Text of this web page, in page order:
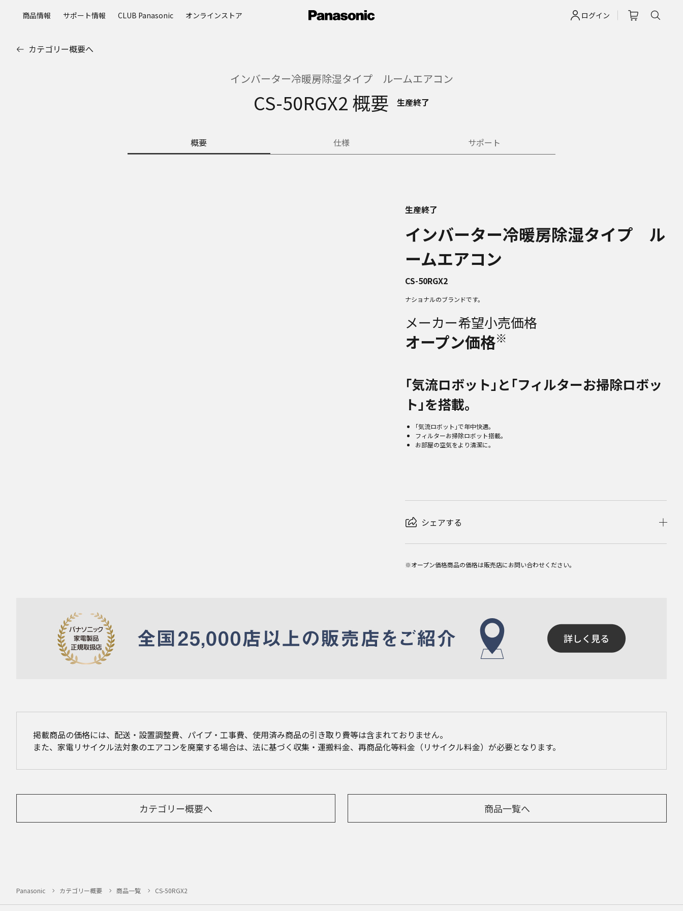
ログイン
商品情報 サポート情報 CLUB Panasonic オンラインストア
カテゴリー概要へ
インバーター冷暖房除湿タイプ ルームエアコン
CS-50RGX2 概要 生産終了
概要 仕様 サポート
生産終了
インバーター冷暖房除湿タイプ ル
ームエアコン
CS-50RGX2
ナショナルのブランドです。
メーカー希望小売価格
オープン価格※
｢気流ロボット｣と｢フィルターお掃除ロボッ
ト｣を搭載。
｢気流ロボット｣で年中快適。
フィルターお掃除ロボット搭載。
お部屋の空気をより清潔に。
シェアする
※オープン価格商品の価格は販売店にお問い合わせください。
掲載商品の価格には、配送・設置調整費、パイプ・工事費、使用済み商品の引き取り費等は含まれておりません。
また、家電リサイクル法対象のエアコンを廃棄する場合は、法に基づく収集・運搬料金、再商品化等料金（リサイクル料金）が必要となります。
カテゴリー概要へ 商品一覧へ
Panasonic カテゴリー概要 商品一覧 CS-50RGX2